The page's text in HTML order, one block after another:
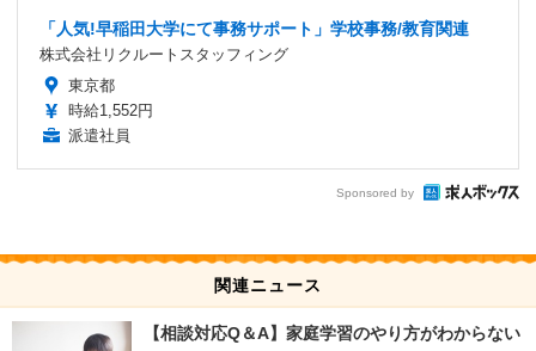
「人気!早稲田大学にて事務サポート」学校事務/教育関連
株式会社リクルートスタッフィング
東京都
時給1,552円
派遣社員
Sponsored by
関連ニュース
【相談対応Q＆A】家庭学習のやり方がわからない